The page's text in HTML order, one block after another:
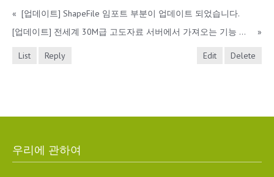
« [업데이트] ShapeFile 임포트 부분이 업데이트 되었습니다.
[업데이트] 전세계 30M급 고도자료 서버에서 가져오는 기능 추가.
»
List Reply Edit Delete
우리에 관하여